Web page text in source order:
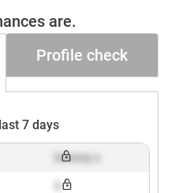
are.
Profile check
7 days
Dummy x